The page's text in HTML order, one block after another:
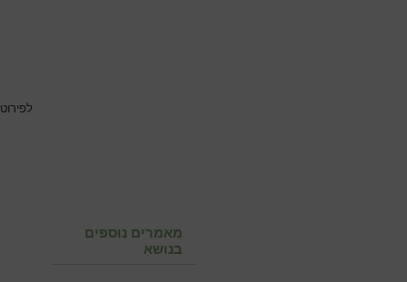
מאמרים נוספים
בנושא